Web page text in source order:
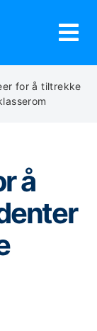
for å tiltrekke
å